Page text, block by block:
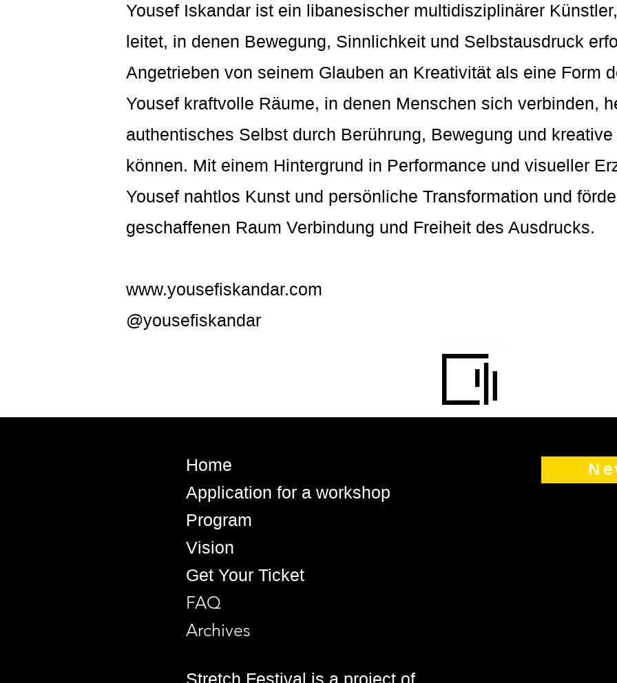
Yousef Iskandar ist ein libanesischer multidisziplinärer
leitet, in denen Bewegung, Sinnlichkeit und Selbstausdruck
Angetrieben von seinem Glauben an Kreativität als eine Form
Yousef kraftvolle Räume, in denen Menschen sich verbinden,
authentisches Selbst durch Berührung, Bewegung und
können. Mit einem Hintergrund in Performance und visueller
Yousef nahtlos Kunst und persönliche Transformation und
geschaffenen Raum Verbindung und Freiheit des Ausdrucks.
www.yousefiskandar.com
@yousefiskandar
Home
Application for a workshop
Program
Vision
Get Your Ticket
FAQ
Archives
Stretch Festival is a project of